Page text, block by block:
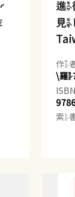
進
見
作
\羅
索